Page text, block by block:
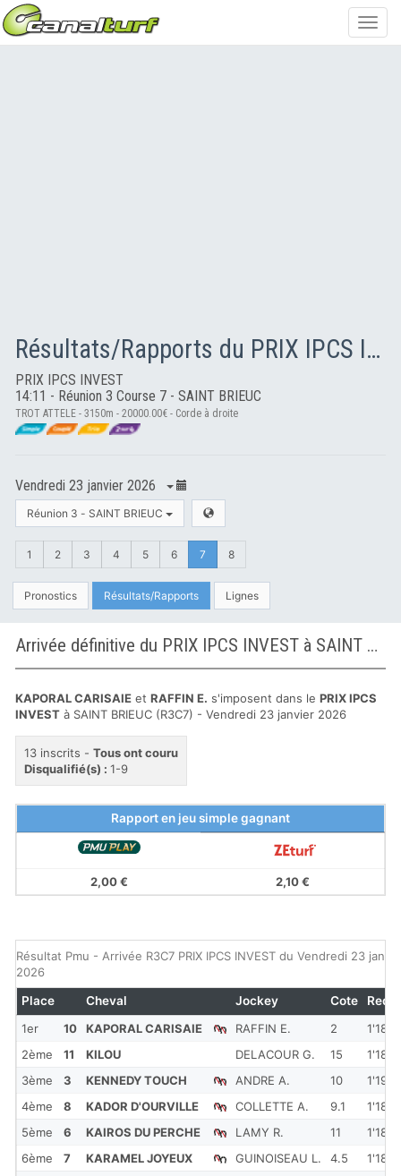
Résultats/Rapports du PRIX IPCS INVEST
PRIX IPCS INVEST
14:11 - Réunion 3 Course 7 - SAINT BRIEUC
TROT ATTELE - 3150m - 20000.00€ - Corde à droite
Vendredi 23 janvier 2026
Réunion 3 - SAINT BRIEUC
1 2 3 4 5 6 7 8
Pronostics Résultats/Rapports Lignes
Arrivée définitive du PRIX IPCS INVEST à SAINT BRIEUC
KAPORAL CARISAIE et RAFFIN E. s'imposent dans le PRIX IPCS
INVEST à SAINT BRIEUC (R3C7) - Vendredi 23 janvier 2026
13 inscrits - Tous ont couru
Disqualifié(s) : 1-9
Rapport en jeu simple gagnant
2,00 € 2,10 €
Résultat Pmu - Arrivée R3C7 PRIX IPCS INVEST du Vendredi 23
2026
1er 10 KAPORAL CARISAIE RAFFIN E. 2
2ème
11 KILOU DELACOUR G. 15
3ème
3 KENNEDY TOUCH ANDRE A. 10
4ème
8 KADOR D'OURVILLE COLLETTE A. 9.1
5ème
6 KAIROS DU PERCHE LAMY R. 11
6ème
7 KARAMEL JOYEUX GUINOISEAU L. 4.5
Place Cheval Jockey Cote